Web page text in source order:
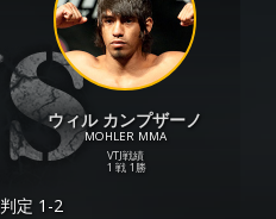
ウィル カンプザーノ
MOHLER MMA
VTJ戦績
1 戦 1勝
判定 1-2